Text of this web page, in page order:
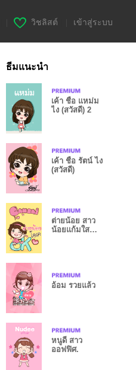
วิชลิสต์ เข้าสู่ระบบ
ธีมแนะนำ
เค้า ชื่อ แหม่ม
ไง (สวัสดี) 2
เค้า ชื่อ รัตน์ ไง
(สวัสดี)
ต่ายน้อย สาว
น้อยแก้มใส
อ้อม รวยแล้ว
หนูดี สาว
ออฟฟิศ.